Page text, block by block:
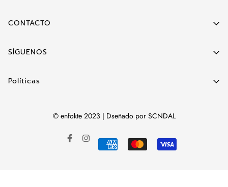
Búsqueda
CONTACTO
enfoktemx@gmail.com
SÍGUENOS
Políticas
© enfokte 2023 | Dseñado por SCNDAL